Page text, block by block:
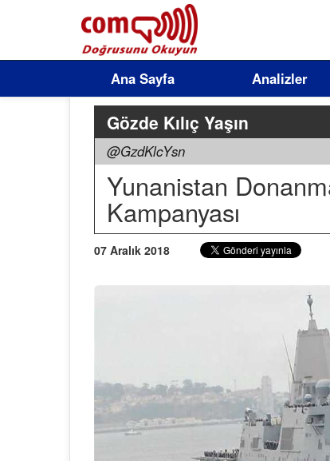
Ana Sayfa Analizler
Gözde Kılıç Yaşın
@GzdKlcYsn
Yunanistan
Kampanyası
07 Aralık 2018